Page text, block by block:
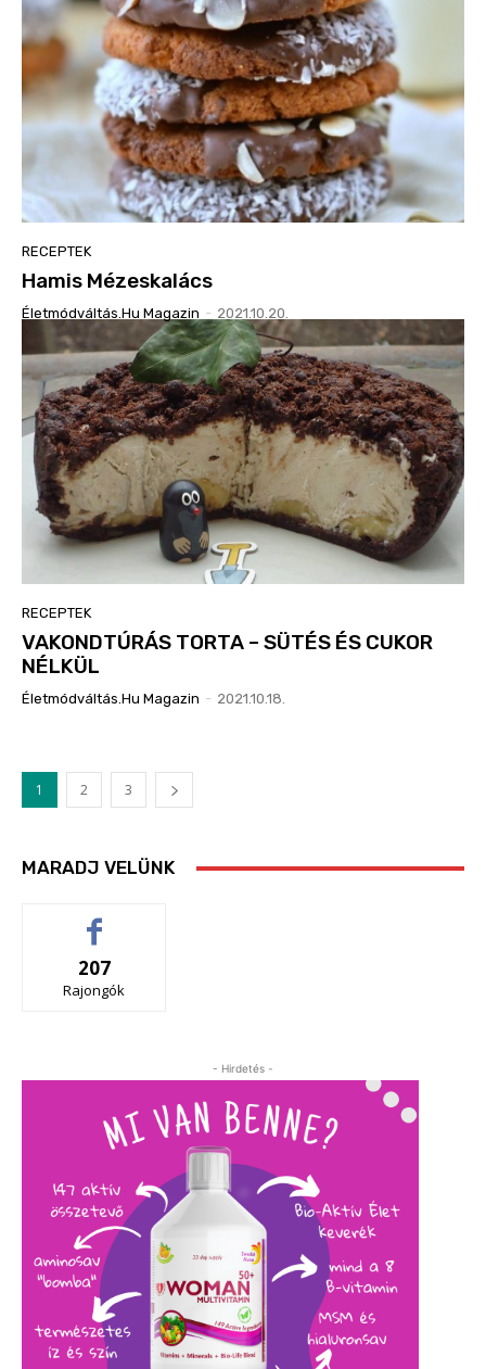
RECEPTEK
Hamis Mézeskalács
Életmódváltás.hu Magazin - 2021.10.20.
RECEPTEK
VAKONDTÚRÁS TORTA – SÜTÉS ÉS CUKOR
NÉLKÜL
Életmódváltás.hu Magazin - 2021.10.18.
1 2 3
MARADJ VELÜNK
207
Rajongók
- Hirdetés -